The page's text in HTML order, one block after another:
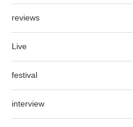
reviews
Live
festival
interview